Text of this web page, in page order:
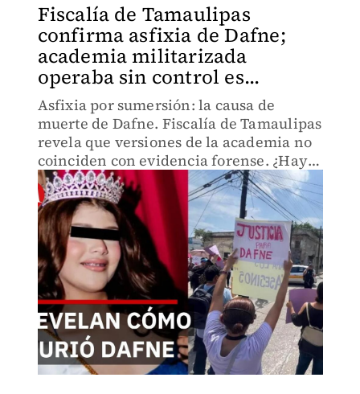
Fiscalía de Tamaulipas
confirma asfixia de Dafne;
academia militarizada
operaba sin control es...
Asfixia por sumersión: la causa de
muerte de Dafne. Fiscalía de Tamaulipas
revela que versiones de la academia no
coinciden con evidencia forense. ¿Hay
más involucrados? Investigación en
curso señala posible encubrimiento
institucional